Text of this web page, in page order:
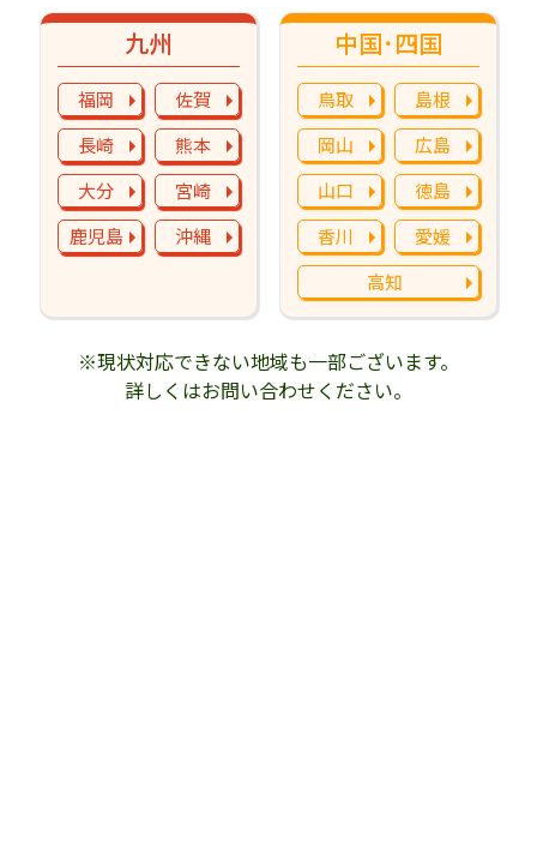
九州
福岡
佐賀
長崎
熊本
大分
宮崎
鹿児島
沖縄
中国･四国
鳥取
島根
岡山
広島
山口
徳島
香川
愛媛
高知
※現状対応できない地域も一部ございます。
詳しくはお問い合わせください。